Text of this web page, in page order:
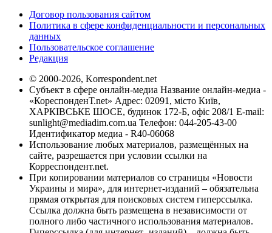
Договор пользования сайтом
Политика в сфере конфиденциальности и персональных
данных
Пользовательское соглашение
Редакция
© 2000-2026, Korrespondent.net
Субъект в сфере онлайн-медиа Название онлайн-медиа -
«КореспонденТ.net» Адрес: 02091, місто Київ,
ХАРКІВСЬКЕ ШОСЕ, будинок 172-Б, офіс 208/1 E-mail:
sunlight@mediadim.com.ua Телефон: 044-205-43-00
Идентификатор медиа - R40-06068
Использование любых материалов, размещённых на
сайте, разрешается при условии ссылки на
Корреспондент.net.
При копировании материалов со страницы «Новости
Украины и мира», для интернет-изданий – обязательна
прямая открытая для поисковых систем гиперссылка.
Ссылка должна быть размещена в независимости от
полного либо частичного использования материалов.